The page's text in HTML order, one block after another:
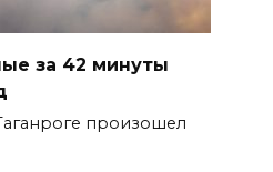
за 42 минуты
произошел